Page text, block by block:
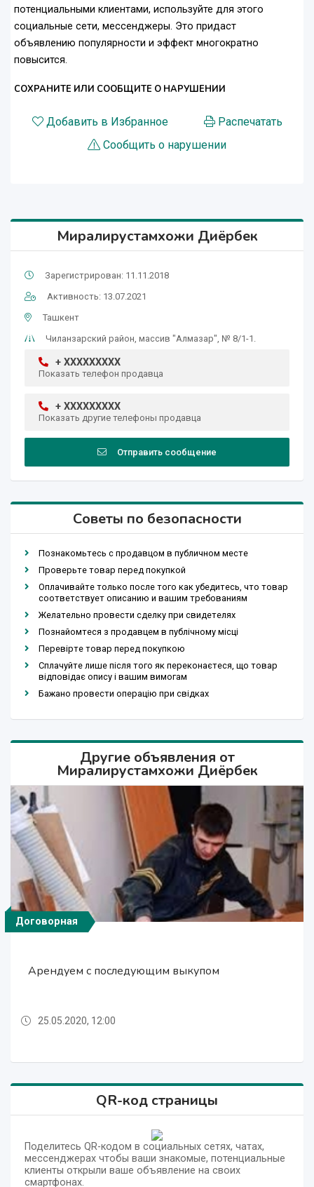
потенциальными клиентами, используйте для этого
социальные сети, мессенджеры. Это придаст
объявлению популярности и эффект многократно
повысится.
СОХРАНИТЕ ИЛИ СООБЩИТЕ О НАРУШЕНИИ
Добавить в Избранное
Распечатать
Сообщить о нарушении
Миралирустамхожи Диёрбек
Зарегистрирован: 11.11.2018
Активность: 13.07.2021
Ташкент
Чиланзарский район, массив "Алмазар", № 8/1-1.
+ XXXXXXXXX
Показать телефон продавца
+ XXXXXXXXX
Показать другие телефоны продавца
Отправить сообщение
Советы по безопасности
Познакомьтесь с продавцом в публичном месте
Проверьте товар перед покупкой
Оплачивайте только после того как убедитесь, что товар
соответствует описанию и вашим требованиям
Желательно провести сделку при свидетелях
Познайомтеся з продавцем в публічному місці
Перевірте товар перед покупкою
Сплачуйте лише після того як переконаєтеся, що товар
відповідає опису і вашим вимогам
Бажано провести операцію при свідках
Другие объявления от
Миралирустамхожи Диёрбек
Договорная
Арендуем с последующим выкупом
225 777 сўм
грунтовка "MAGIC PAINTS"
525 000 сўм
Итальянская краска "ROSETTI"
Договорная
Арендуем с последующим выкупом
25.05.2020, 12:00
225 777 сўм
грунтовка "MAGIC PAINTS"
QR-код страницы
Поделитесь QR-кодом в социальных сетях, чатах,
мессенджерах чтобы ваши знакомые, потенциальные
клиенты открыли ваше объявление на своих
смартфонах.